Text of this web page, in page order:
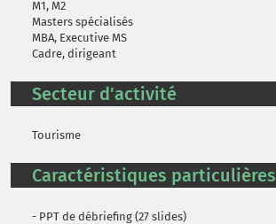
M1, M2
Masters spécialisés
MBA, Executive MS
Cadre, dirigeant
Secteur d'activité
Tourisme
Caractéristiques particulières
- PPT de débriefing (27 slides)